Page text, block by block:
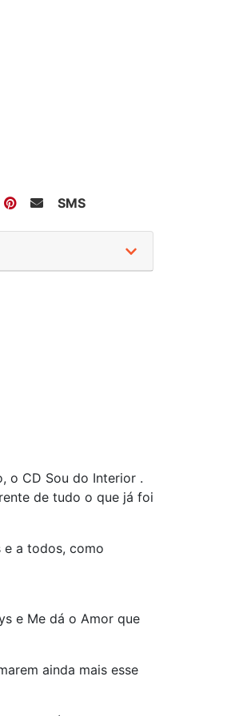
SMS
o CD Sou do Interior .
de tudo o que já foi
e a todos, como
e Me dá o Amor que
ainda mais esse